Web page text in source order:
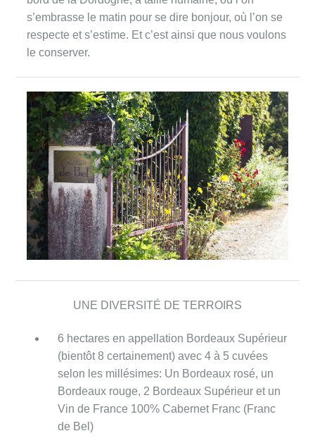
s’embrasse le matin pour se dire bonjour, où l’on se
respecte et s’estime. Et c’est ainsi que nous voulons
le conserver.
UNE DIVERSITÉ DE TERROIRS
6 hectares en appellation Bordeaux Supérieur
(bientôt 8 certainement) avec 4 à 5 cuvées
selon les millésimes: Un Bordeaux rosé, un
Bordeaux rouge, 2 Bordeaux Supérieur et un
Vin de France 100% Cabernet Franc (Franc
de Bel)